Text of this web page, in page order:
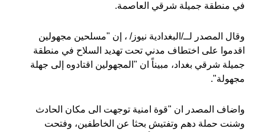
في منطقة جميلة شرقي العاصمة.
وقال المصدر لــ/البغدادية نيوز/ ، إن "مسلحين مجهولين
اقدموا على اختطاف مدني تحت تهديد السلاح في منطقة
جميلة شرقي بغداد، مبيناً ان "المجهولين اقتادوه إلى جهلة
مجهولة".
واضاف المصدر ان "قوة امنية توجهت الى مكان الحادث
وشنت حملة دهم وتفتيش بحثا عن الخاطفين، وفتحت